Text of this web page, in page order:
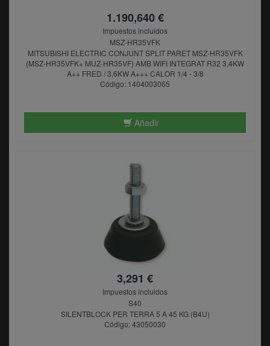
1.190,640 €
Impuestos incluidos
MSZ-HR35VFK
MITSUBISHI ELECTRIC CONJUNT SPLIT PARET MSZ-HR35VFK
(MSZ-HR35VFK+ MUZ-HR35VF) AMB WIFI INTEGRAT R32 3,4KW
A++ FRED / 3,6KW A+++ CALOR 1/4 - 3/8
Código: 1404003065
Añadir
3,291 €
Impuestos incluidos
S40
SILENTBLOCK PER TERRA 5 A 45 KG (B4U)
Código: 43050030